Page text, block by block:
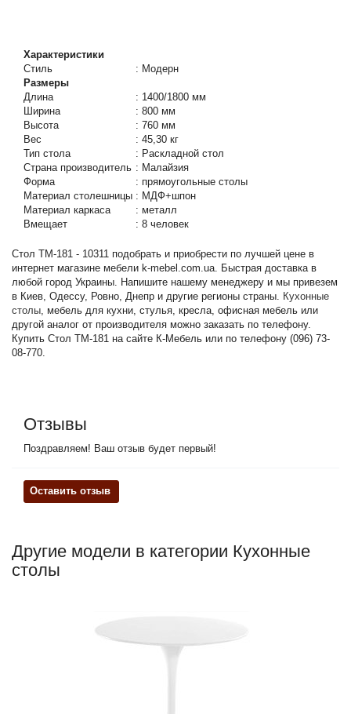
Характеристики
Стиль
: Модерн
Размеры
Длина
: 1400/1800 мм
Ширина
: 800 мм
Высота
: 760 мм
Вес
: 45,30 кг
Тип стола
: Раскладной стол
Страна производитель : Малайзия
Форма
: прямоугольные столы
Материал столешницы : МДФ+шпон
Материал каркаса
: металл
Вмещает
: 8 человек
Стол TM-181 - 10311 подобрать и приобрести по лучшей цене в
интернет магазине мебели k-mebel.com.ua. Быстрая доставка в
любой город Украины. Напишите нашему менеджеру и мы привезем
в Киев, Одессу, Ровно, Днепр и другие регионы страны. Кухонные
столы, мебель для кухни, стулья, кресла, офисная мебель или
другой аналог от производителя можно заказать по телефону.
Купить Стол TM-181 на сайте К-Мебель или по телефону (096) 73-
08-770.
Отзывы
Поздравляем! Ваш отзыв будет первый!
Оставить отзыв
Другие модели в категории Кухонные
столы